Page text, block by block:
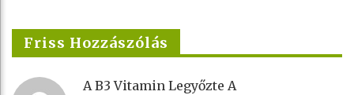
Friss Hozzászólás
A B3 Vitamin Legyőzte A